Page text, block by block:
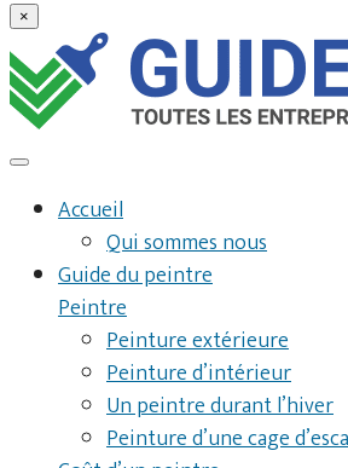
×
Accueil
Qui sommes nous
Guide du peintre
Peintre
Peinture extérieure
Peinture d’intérieur
Un peintre durant l’hiver
Peinture d’une cage